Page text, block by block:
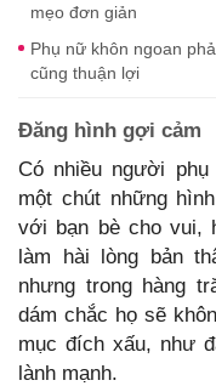
mẹo đơn giản
Phụ nữ khôn ngoan
cũng thuận lợi
Đăng hình gợi cảm
Có nhiều người
một chút những
với bạn bè cho vui,
làm hài lòng bản
nhưng trong hàng
dám chắc họ sẽ
mục đích xấu, như
lành mạnh.